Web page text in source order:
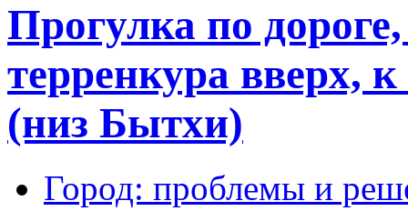
Прогулка по
терренкура вверх,
(низ Бытхи)
Город: проблемы и